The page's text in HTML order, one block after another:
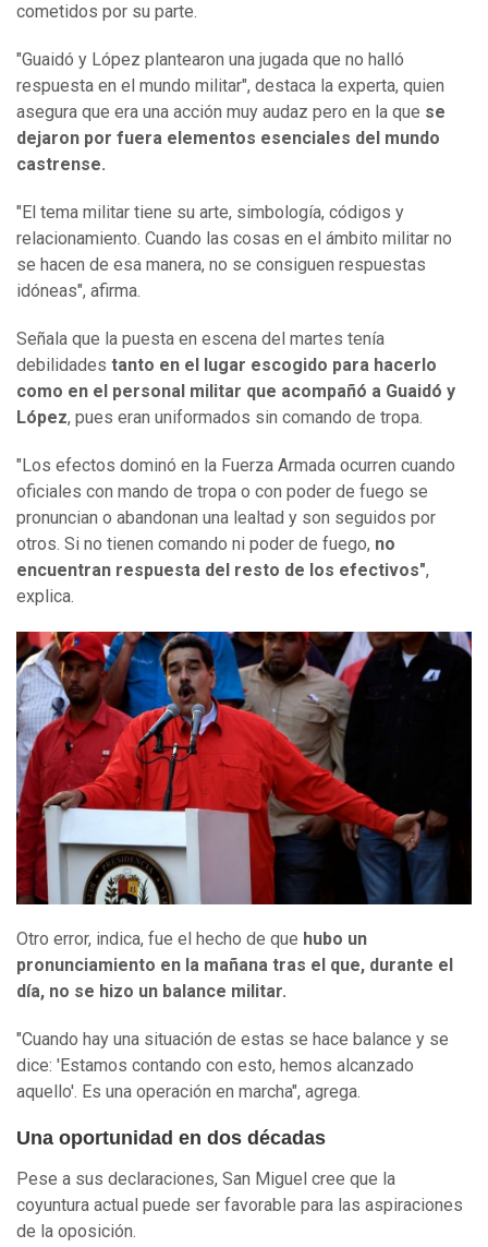
cometidos por su parte.
"Guaidó y López plantearon una jugada que no halló
respuesta en el mundo militar", destaca la experta, quien
asegura que era una acción muy audaz pero en la que se
dejaron por fuera elementos esenciales del mundo
castrense.
"El tema militar tiene su arte, simbología, códigos y
relacionamiento. Cuando las cosas en el ámbito militar no
se hacen de esa manera, no se consiguen respuestas
idóneas", afirma.
Señala que la puesta en escena del martes tenía
debilidades tanto en el lugar escogido para hacerlo
como en el personal militar que acompañó a Guaidó y
López, pues eran uniformados sin comando de tropa.
"Los efectos dominó en la Fuerza Armada ocurren cuando
oficiales con mando de tropa o con poder de fuego se
pronuncian o abandonan una lealtad y son seguidos por
otros. Si no tienen comando ni poder de fuego, no
encuentran respuesta del resto de los efectivos",
explica.
Otro error, indica, fue el hecho de que hubo un
pronunciamiento en la mañana tras el que, durante el
día, no se hizo un balance militar.
"Cuando hay una situación de estas se hace balance y se
dice: 'Estamos contando con esto, hemos alcanzado
aquello'. Es una operación en marcha", agrega.
Una oportunidad en dos décadas
Pese a sus declaraciones, San Miguel cree que la
coyuntura actual puede ser favorable para las aspiraciones
de la oposición.